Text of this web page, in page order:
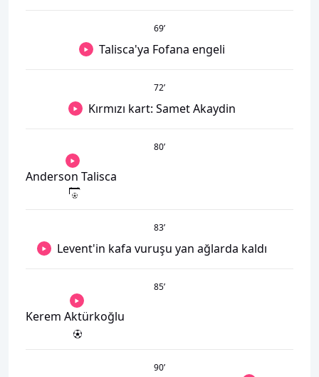
69’
Talisca'ya Fofana engeli
72’
Kırmızı kart: Samet Akaydin
80’
Anderson Talisca
83’
Levent'in kafa vuruşu yan ağlarda kaldı
85’
Kerem Aktürkoğlu
90’